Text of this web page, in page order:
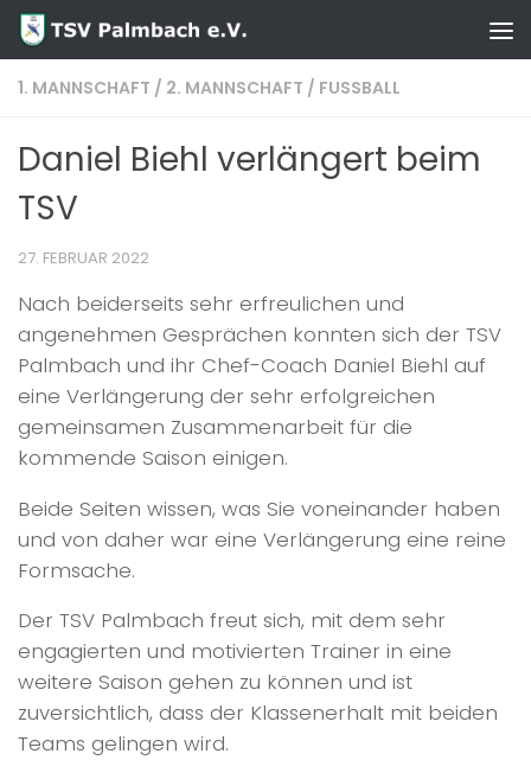
Zum Inhalt springen
1. MANNSCHAFT / 2. MANNSCHAFT / FUSSBALL
Daniel Biehl verlängert beim
TSV
27. FEBRUAR 2022
Nach beiderseits sehr erfreulichen und
angenehmen Gesprächen konnten sich der TSV
Palmbach und ihr Chef-Coach Daniel Biehl auf
eine Verlängerung der sehr erfolgreichen
gemeinsamen Zusammenarbeit für die
kommende Saison einigen.
Beide Seiten wissen, was Sie voneinander haben
und von daher war eine Verlängerung eine reine
Formsache.
Der TSV Palmbach freut sich, mit dem sehr
engagierten und motivierten Trainer in eine
weitere Saison gehen zu können und ist
zuversichtlich, dass der Klassenerhalt mit beiden
Teams gelingen wird.